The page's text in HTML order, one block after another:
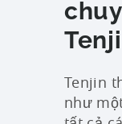
Tenjin
như